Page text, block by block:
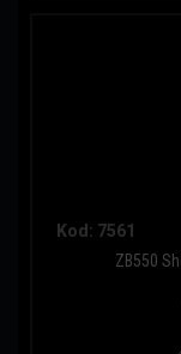
Kod: 7561
ZB550